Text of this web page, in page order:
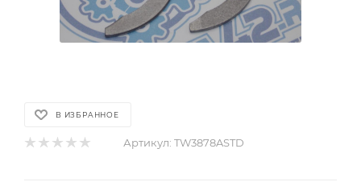
В ИЗБРАННОЕ
Артикул: TW3878ASTD